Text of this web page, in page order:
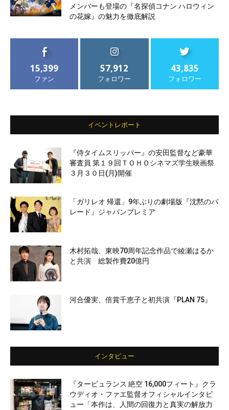
メンバーも登場の『名探偵コナン ハロウィン
の花嫁』の魅力を徹底解説
15,399
ファン
57,912
フォロワー
43,835
フォロワー
イベントレポート
『侍タイムスリッパー』の安田監督など豪華
審査員 第１９回ＴＯＨＯシネマズ学生映画祭
３月３０日(月)開催
「ガリレオ 帰還」9年ぶりの劇場版『沈黙のパ
レード』ジャパンプレミア
木村拓哉、東映70周年記念作品で綾瀬はるか
と共演 総製作費20億円
河合優実、倍賞千恵子と初共演『PLAN 75』
インタビュー
『タービュランス 絶空 16,000フィート』クラ
ウディオ・ファエ監督オフィシャルインタビ
ュー「本作は、人間の回復力と真実の解放力